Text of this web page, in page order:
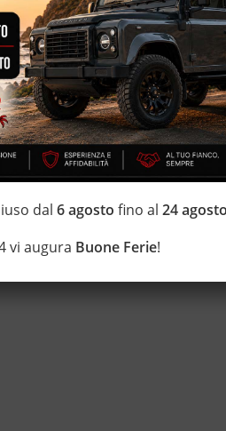
in pelle totale ”Overland” – 159.455
sia anteriormente che
– specchietti elettrici
OZONO E
i leader del mercato ”Opteven” e
con un’ esposizione da più di
dal6 agosto fino al24
vi augura Buone Ferie!